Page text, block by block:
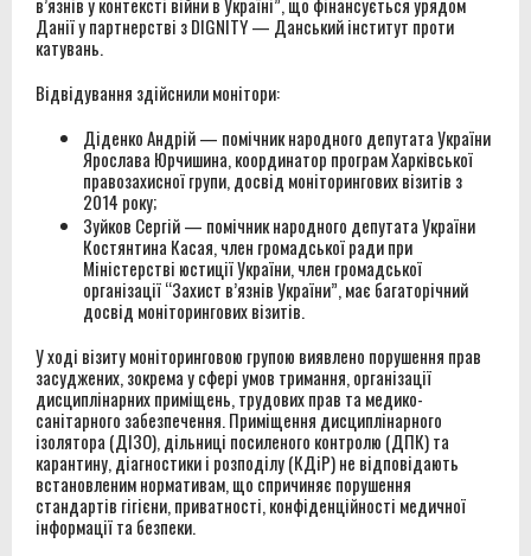
Данії у партнерстві з DIGNITY — Данський інститут проти
катувань.
Відвідування здійснили монітори:
Діденко Андрій — помічник народного депутата України
Ярослава Юрчишина, координатор програм Харківської
правозахисної групи, досвід моніторингових візитів з
2014 року;
Зуйков Сергій — помічник народного депутата України
Костянтина Касая, член громадської ради при
Міністерстві юстиції України, член громадської
організації “Захист в’язнів України”, має багаторічний
досвід моніторингових візитів.
У ході візиту моніторинговою групою виявлено порушення прав
засуджених, зокрема у сфері умов тримання, організації
дисциплінарних приміщень, трудових прав та медико-
санітарного забезпечення. Приміщення дисциплінарного
ізолятора (ДІЗО), дільниці посиленого контролю (ДПК) та
карантину, діагностики і розподілу (КДіР) не відповідають
встановленим нормативам, що спричиняє порушення
стандартів гігієни, приватності, конфіденційності медичної
інформації та безпеки.